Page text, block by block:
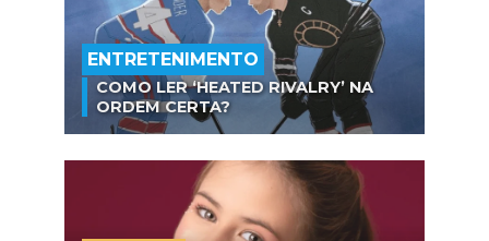
ENTRETENIMENTO
COMO LER ‘HEATED RIVALRY’ NA
ORDEM CERTA?